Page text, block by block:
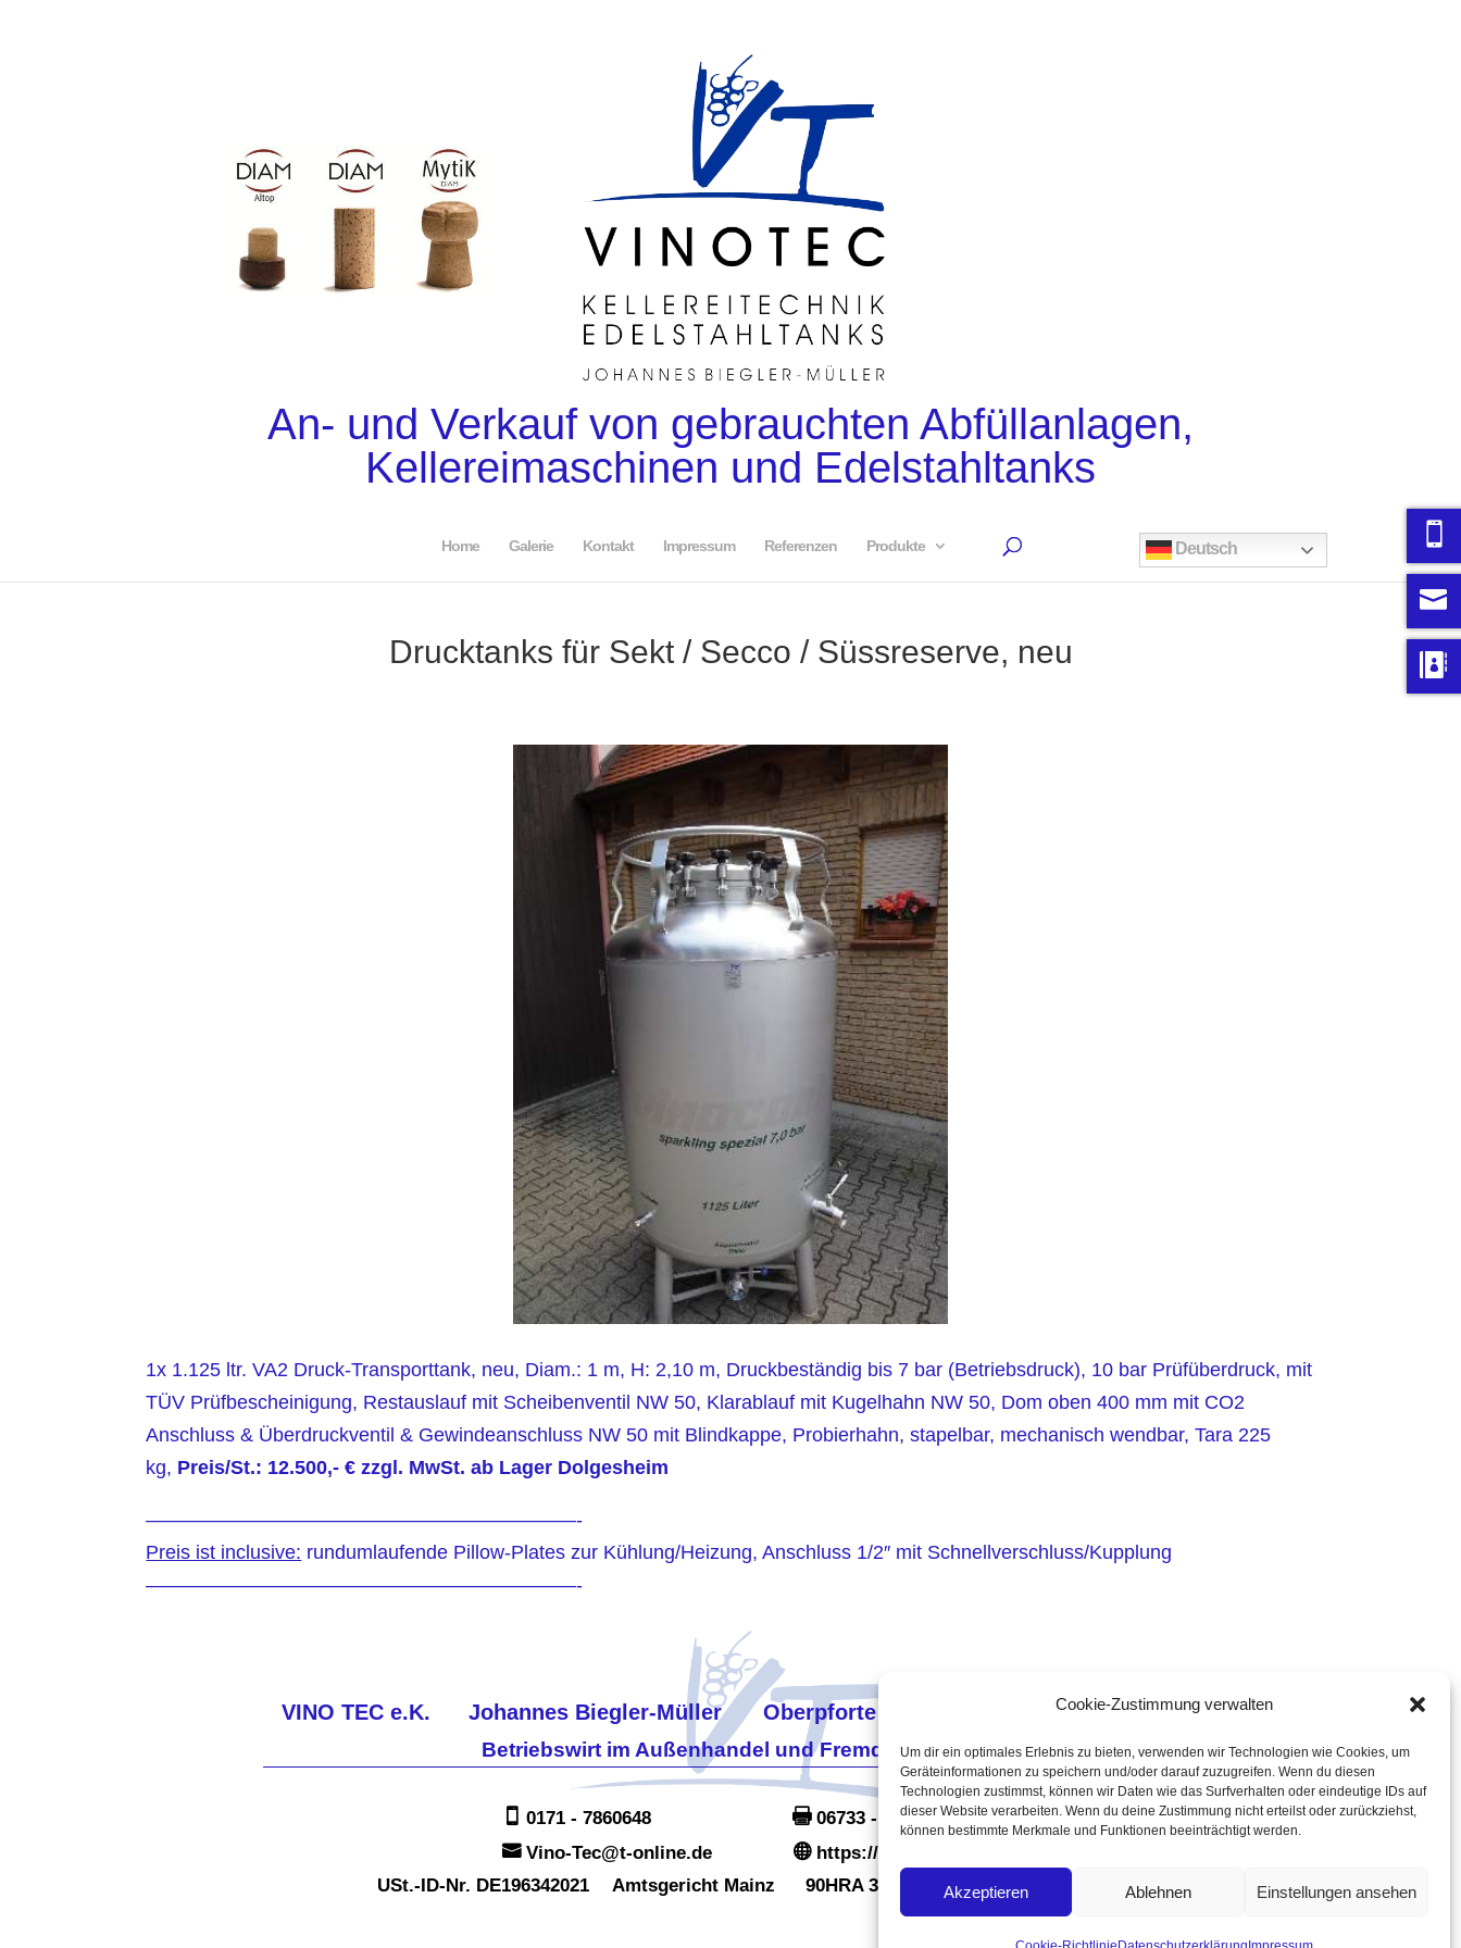
Cookie-Zustimmung verwalten
Um dir ein optimales Erlebnis zu bieten, verwenden wir Technologien wie Cookies, um
Geräteinformationen zu speichern und/oder darauf zuzugreifen. Wenn du diesen
Technologien zustimmst, können wir Daten wie das Surfverhalten oder eindeutige IDs auf
dieser Website verarbeiten. Wenn du deine Zustimmung nicht erteilst oder zurückziehst,
können bestimmte Merkmale und Funktionen beeinträchtigt werden.
Akzeptieren Ablehnen Einstellungen ansehen
An- und Verkauf von gebrauchten Abfüllanlagen,
Kellereimaschinen und Edelstahltanks
Home Galerie Kontakt Impressum Referenzen Produkte Deutsch
Drucktanks für Sekt / Secco / Süssreserve, neu
1x 1.125 ltr. VA2 Druck-Transporttank, neu, Diam.: 1 m, H: 2,10 m, Druckbeständig bis 7 bar (Betriebsdruck), 10 bar Prüfüberdruck, mit
TÜV Prüfbescheinigung, Restauslauf mit Scheibenventil NW 50, Klarablauf mit Kugelhahn NW 50, Dom oben 400 mm mit CO2
Anschluss & Überdruckventil & Gewindeanschluss NW 50 mit Blindkappe, Probierhahn, stapelbar, mechanisch wendbar, Tara 225
kg, Preis/St.: 12.500,- € zzgl. MwSt. ab Lager Dolgesheim
——————————————————————-
Preis ist inclusive: rundumlaufende Pillow-Plates zur Kühlung/Heizung, Anschluss 1/2″ mit Schnellverschluss/Kupplung
——————————————————————-
VINO TEC e.K. Johannes Biegler-Müller Oberpforte 8 Dolgesheim
Betriebswirt im Außenhandel und Fremdsprachen
0171 - 7860648
06733 - 960114
Vino-Tec@t-online.de
https://www.vino-tec.de
USt.-ID-Nr. DE196342021
Amtsgericht Mainz 90HRA 3460 Zoll-NR. DE 5512387